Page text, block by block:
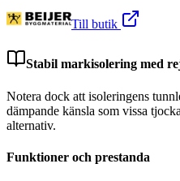
Till butik
Stabil markisolering med
Notera dock att isoleringens
dämpande känsla som vissa
alternativ.
Funktioner och prestanda